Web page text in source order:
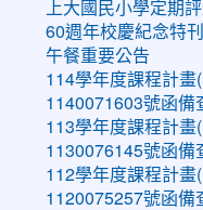
上大國民小學定期
60週年校慶紀念特刊
午餐重要公告
114學年度課程計畫
1140071603號函備
113學年度課程計畫
1130076145號函備
112學年度課程計畫
1120075257號函備